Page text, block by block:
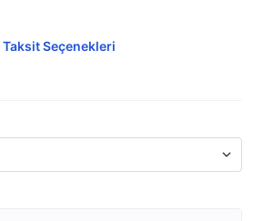
Taksit Seçenekleri